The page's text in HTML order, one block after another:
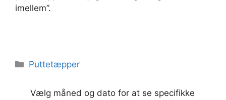
imellem”.
Kategorier
Puttetæpper
Vælg måned og dato for at se specifikke